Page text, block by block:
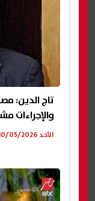
تاج الدين:
والإجراءات
الأحد 10/05/2026 04:55 م